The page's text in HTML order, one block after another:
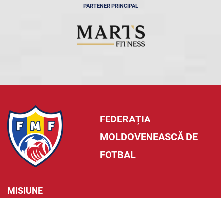
PARTENER PRINCIPAL
FEDERAȚIA
MOLDOVENEASCĂ DE
FOTBAL
MISIUNE